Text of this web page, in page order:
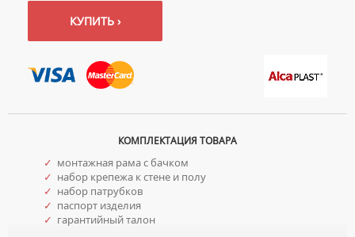
КУПИТЬ ›
КОМПЛЕКТАЦИЯ ТОВАРА
✓ монтажная рама с бачком
✓ набор крепежа к стене и полу
✓ набор патрубков
✓ паспорт изделия
✓ гарантийный талон